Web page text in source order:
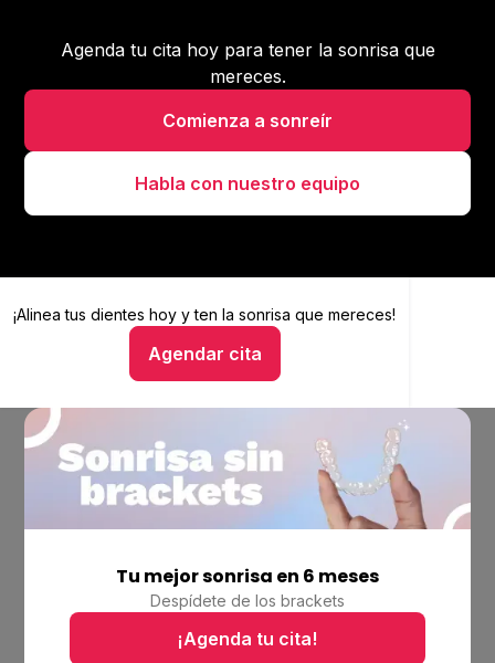
Agenda tu cita hoy para tener la sonrisa que
mereces.
Comienza a sonreír
Habla con nuestro equipo
¡Alinea tus dientes hoy yten la sonrisa que mereces!
Agendar cita
Alinea tus dientes hoy y ten la sonrisa que mereces
Hablar con un asesor
Tu mejor sonrisa en 6 meses
Despídete de los brackets
¡Agenda tu cita!